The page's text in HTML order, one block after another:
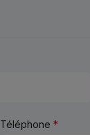
Téléphone *